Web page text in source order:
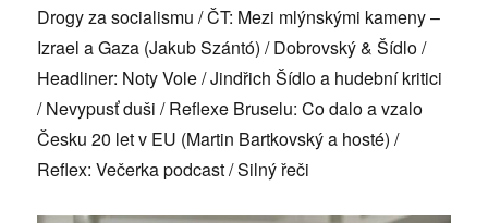
Drogy za socialismu / ČT: Mezi mlýnskými kameny –
Izrael a Gaza (Jakub Szántó) / Dobrovský & Šídlo /
Headliner: Noty Vole / Jindřich Šídlo a hudební kritici
/ Nevypusť duši / Reflexe Bruselu: Co dalo a vzalo
Česku 20 let v EU (Martin Bartkovský a hosté) /
Reflex: Večerka podcast / Silný řeči